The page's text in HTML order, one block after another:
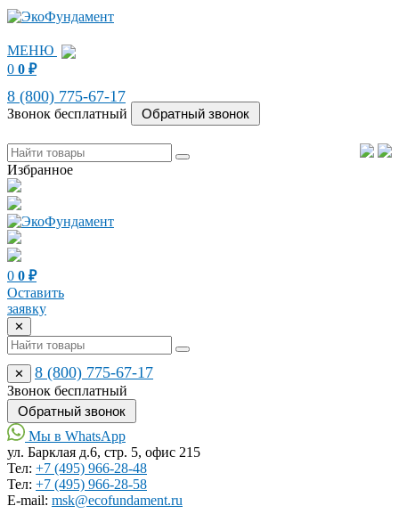
МЕНЮ
0 0 ₽
8 (800) 775-67-17
Звонок бесплатный
Избранное
0 0 ₽
Оставить
заявку
✕
✕ 8 (800) 775-67-17
Звонок бесплатный
Мы в WhatsApp
ул. Барклая д.6, стр. 5, офис 215
Тел: +7 (495) 966-28-48
Тел: +7 (495) 966-28-58
Е-mail: msk@ecofundament.ru